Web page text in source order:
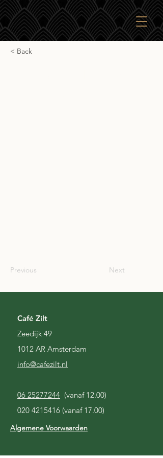
< Back
Previous Next
Café Zilt
Zeedijk 49
1012 AR Amsterdam
info@cafezilt.nl
06 25277244 (vanaf 12.00)
020 4215416 (vanaf 17.00)
Algemene Voorwaarden